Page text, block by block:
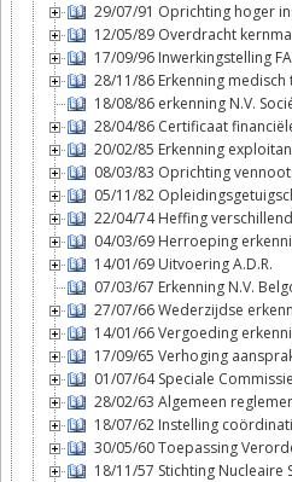
29/07/91 Oprichting hoger
12/05/89 Overdracht
17/09/96 Inwerkingstelling
28/11/86 Erkenning
18/08/86 erkenning N.V.
28/04/86 Certificaat
20/02/85 Erkenning
08/03/83 Oprichting
05/11/82
22/04/74 Heffing
04/03/69 Herroeping
14/01/69 Uitvoering A.D.R.
07/03/67 Erkenning N.V.
27/07/66 Wederzijdse
14/01/66 Vergoeding
17/09/65 Verhoging
01/07/64 Speciale
28/02/63 Algemeen
18/07/62 Instelling
30/05/60 Toepassing
18/11/57 Stichting Nucleaire